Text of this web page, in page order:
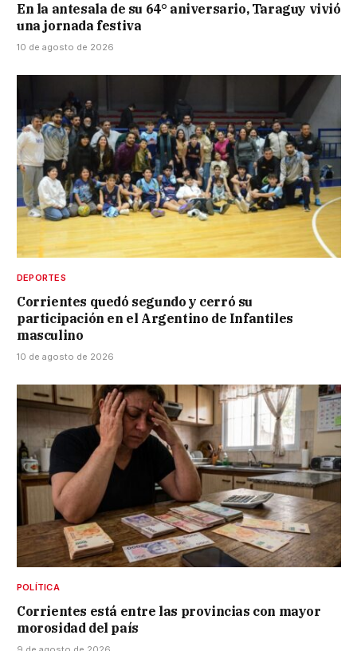
En la antesala de su 64° aniversario, Taraguy vivió
una jornada festiva
10 de agosto de 2026
DEPORTES
Corrientes quedó segundo y cerró su
participación en el Argentino de Infantiles
masculino
10 de agosto de 2026
POLÍTICA
Corrientes está entre las provincias con mayor
morosidad del país